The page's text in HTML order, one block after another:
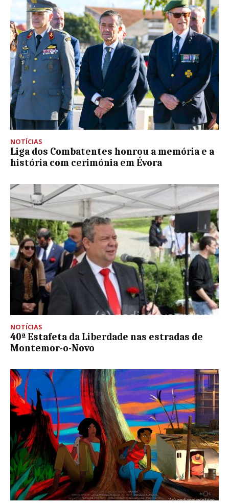
NOTÍCIAS
Liga dos Combatentes honrou a memória e a
história com cerimónia em Évora
NOTÍCIAS
40ª Estafeta da Liberdade nas estradas de
Montemor-o-Novo